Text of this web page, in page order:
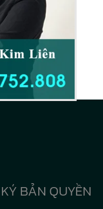
BẢN QUYỀN